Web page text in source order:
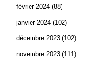
février 2024 (88)
janvier 2024 (102)
décembre 2023 (102)
novembre 2023 (111)